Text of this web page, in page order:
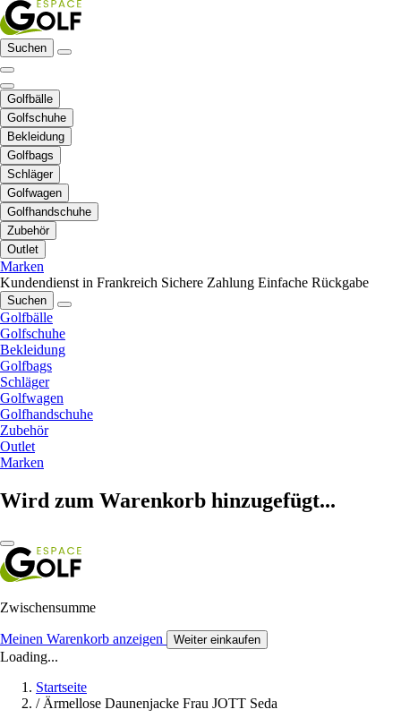
Suchen
Golfbälle
Golfschuhe
Bekleidung
Golfbags
Schläger
Golfwagen
Golfhandschuhe
Zubehör
Outlet
Marken
Kundendienst in Frankreich Sichere Zahlung Einfache Rückgabe
Suchen
Golfbälle
Golfschuhe
Bekleidung
Golfbags
Schläger
Golfwagen
Golfhandschuhe
Zubehör
Outlet
Marken
Wird zum Warenkorb hinzugefügt...
Zwischensumme
Meinen Warenkorb anzeigen Weiter einkaufen
Loading...
Startseite
/ Ärmellose Daunenjacke Frau JOTT Seda